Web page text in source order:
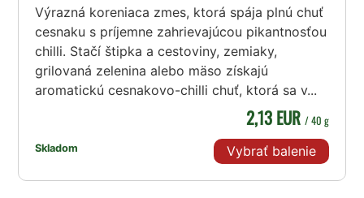
korenia a prineste do svojej kuchyne
prírodnú silu a čistotu. Či už nakupujete
online v našom e-shope s korením alebo
navštívite nášobchod v Prahe, zaručujeme
vám, že váš nákup bude plný autentických
je viac ako len korenie – je to
životný štýl. Príďte objaviť kúzlo BIO korenia
Výrazná koreniaca zmes, ktorá spája plnú chuť
cesnaku s príjemne zahrievajúcou pikantnosťou
chilli. Stačí štipka a cestoviny, zemiaky,
grilovaná zelenina alebo mäso získajú
aromatickú cesnakovo-chilli chuť, ktorá sa v...
Skladom
2,13 EUR / 40 g
Vybrať balenie